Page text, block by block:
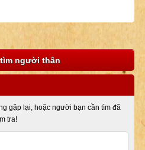
người thân
gặp lại, hoặc người bạn cần tìm đã
tra!